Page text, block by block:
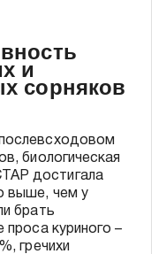
и
сорняков
биологическая
достигала
выше, чем у
брать
куриного –
гречихи